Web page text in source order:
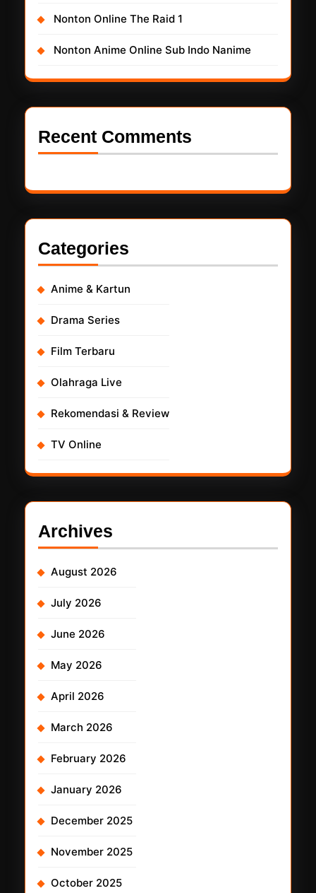
Nonton Online The Raid 1
Nonton Anime Online Sub Indo Nanime
Recent Comments
Categories
Anime & Kartun
Drama Series
Film Terbaru
Olahraga Live
Rekomendasi & Review
TV Online
Archives
August 2026
July 2026
June 2026
May 2026
April 2026
March 2026
February 2026
January 2026
December 2025
November 2025
October 2025